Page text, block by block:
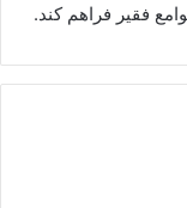
فقیر فراهم کند.